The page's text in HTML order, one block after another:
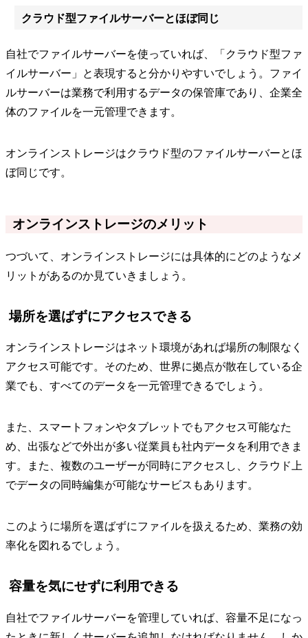
クラウド型ファイルサーバーとほぼ同じ
自社でファイルサーバーを使っていれば、「クラウド型ファ
イルサーバー」と表現すると分かりやすいでしょう。ファイ
ルサーバーは業務で利用するデータの保管庫であり、企業全
体のファイルを一元管理できます。
オンラインストレージはクラウド型のファイルサーバーとほ
ぼ同じです。
オンラインストレージのメリット
つづいて、オンラインストレージには具体的にどのようなメ
リットがあるのか見ていきましょう。
場所を選ばずにアクセスできる
オンラインストレージはネット環境があれば場所の制限なく
アクセス可能です。そのため、世界に拠点が散在している企
業でも、すべてのデータを一元管理できるでしょう。
また、スマートフォンやタブレットでもアクセス可能なた
め、出張などで外出が多い従業員も社内データを利用できま
す。また、複数のユーザーが同時にアクセスし、クラウド上
でデータの同時編集が可能なサービスもあります。
このように場所を選ばずにファイルを扱えるため、業務の効
率化を図れるでしょう。
容量を気にせずに利用できる
自社でファイルサーバーを管理していれば、容量不足になっ